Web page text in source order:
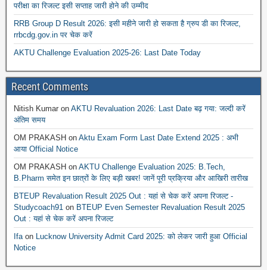
परीक्षा का रिजल्ट इसी सप्ताह जारी होने की उम्मीद
RRB Group D Result 2026: इसी महीने जारी हो सकता है ग्रुप डी का रिजल्ट,
rrbcdg.gov.in पर चेक करें
AKTU Challenge Evaluation 2025-26: Last Date Today
Recent Comments
Nitish Kumar on AKTU Revaluation 2026: Last Date बढ़ गया: जल्दी करें
अंतिम समय
OM PRAKASH on Aktu Exam Form Last Date Extend 2025 : अभी
आया Official Notice
OM PRAKASH on AKTU Challenge Evaluation 2025: B.Tech,
B.Pharm समेत इन छात्रों के लिए बड़ी खबर! जानें पूरी प्रक्रिया और आखिरी तारीख
BTEUP Revaluation Result 2025 Out : यहां से चेक करें अपना रिजल्ट -
Studycoach91 on BTEUP Even Semester Revaluation Result 2025
Out : यहां से चेक करें अपना रिजल्ट
Ifaon Lucknow University Admit Card 2025: को लेकर जारी हुआ Official
Notice